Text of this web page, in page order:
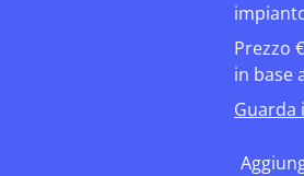
Prezzo
in base
Guarda